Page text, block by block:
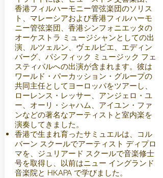
香港フィルハーモニー管弦楽団のソリス
ト、マレーシアおよび香港フィルハーモ
ニー管弦楽団、香港シンフォニエッタの
オーケストラ ミュージシャンとしての出
演、ルツェルン、ヴェルビエ、エディン
バーグ、パシフィック ミュージック フェ
スティバルへの出演が含まれます。彼は
ワールド・パーカッション・グループの
共同主任としてヨーロッパをツアーし、
ローレンス・レッサー、アンジェロ・ユ
ー、オーリ・シャハム、アイユン・ファ
ンなどの著名なアーティストと室内楽を
演奏してきました。
香港で生まれ育ったサミュエルは、コル
バーン スクールでアーティスト ディプロ
マを、ジュリアード スクールで音楽修士
号を取得し、以前はニュー イングランド
音楽院と HKAPA で学びました。